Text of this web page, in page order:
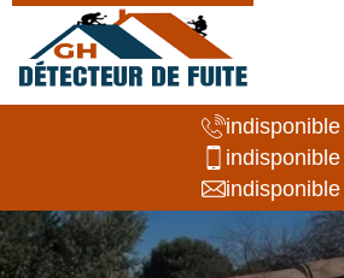
indisponible
indisponible
indisponible